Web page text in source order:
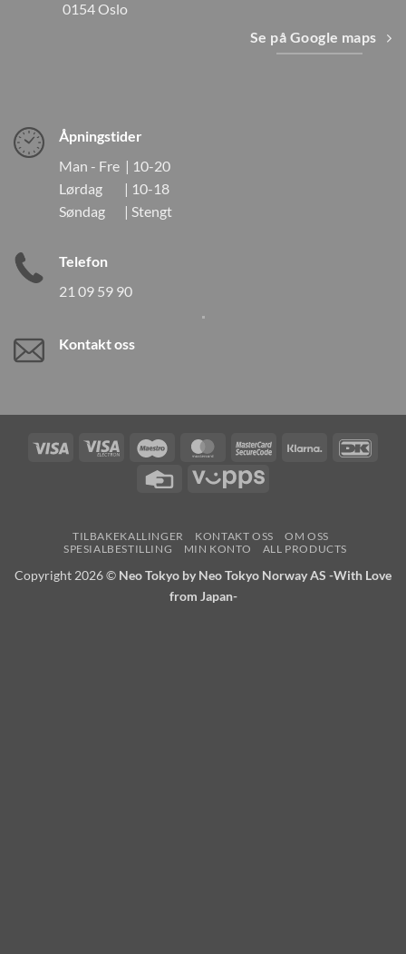
0154 Oslo
Se på Google maps
Åpningstider
Man - Fre | 10-20
Lørdag | 10-18
Søndag | Stengt
Telefon
21 09 59 90
Kontakt oss
Visa
Visa
Maestro MasterCardMasterCardKlarna
Credit
Vipps
TILBAKEKALLINGER KONTAKT OSS
OM OSS
SPESIALBESTILLING
MIN KONTO ALL PRODUCTS
Copyright 2026 © Neo Tokyo by Neo Tokyo Norway AS -With Love
from Japan-